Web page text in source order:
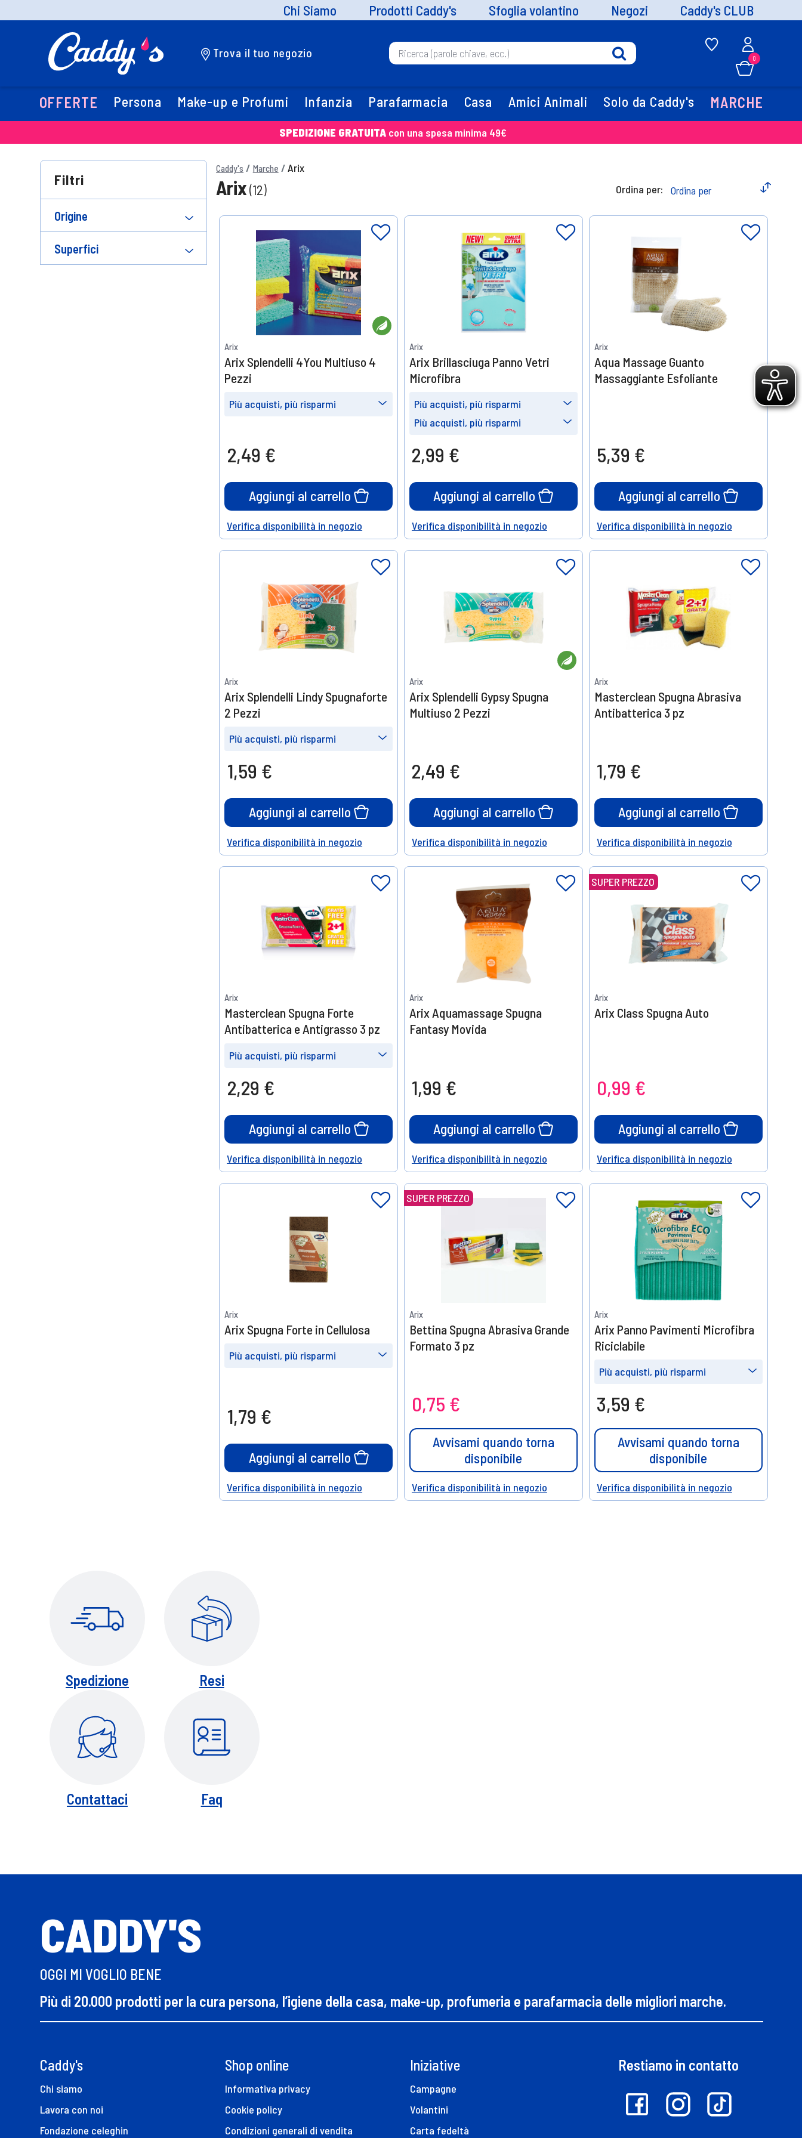
Chi Siamo Prodotti Caddy's Sfoglia volantino Negozi Caddy's CLUB
Trova il tuo negozio 0
OFFERTE Persona Make-up e Profumi Infanzia Parafarmacia Casa Amici Animali Solo da Caddy's MARCHE
SPEDIZIONE GRATUITA con una spesa minima 49€
Filtri
Origine
Superfici
Caddy's Marche Arix
Arix(12) Ordina per:
Arix
Arix Splendelli 4You Multiuso 4
Pezzi
Più acquisti, più risparmi
10%
2,49 €
Aggiungi al carrello
Help
Verifica disponibilità in negozio
Arix
Arix Brillasciuga Panno Vetri
Microfibra
Più acquisti, più risparmi
Prendine
10%
Prendine
Prendine
Più acquisti, più risparmi
24
di sconto di sconto
2,99 €
Aggiungi al carrello
Help
Verifica disponibilità in negozio
Arix
Aqua Massage Guanto
Massaggiante Esfoliante
5,39 €
Aggiungi al carrello
Help
Verifica disponibilità in negozio
Arix
Arix Splendelli Lindy Spugnaforte
2 Pezzi
Più acquisti, più risparmi
2
di sconto di sconto
1,59 €
Aggiungi al carrello
Help
Verifica disponibilità in negozio
Arix
Arix Splendelli Gypsy Spugna
Multiuso 2 Pezzi
2,49 €
Aggiungi al carrello
Help
Verifica disponibilità in negozio
Arix
Masterclean Spugna Abrasiva
Antibatterica 3 pz
1,79 €
Aggiungi al carrello
Help
Verifica disponibilità in negozio
Arix
Masterclean Spugna Forte
Antibatterica e Antigrasso 3 pz
Più acquisti, più risparmi
5
di sconto di sconto
2,29 €
Aggiungi al carrello
Help
Verifica disponibilità in negozio
Arix
Arix Aquamassage Spugna
Fantasy Movida
1,99 €
Aggiungi al carrello
Help
Verifica disponibilità in negozio
SUPER PREZZO
Arix
Arix Class Spugna Auto
0,99 €
Aggiungi al carrello
Help
Verifica disponibilità in negozio
Arix
Arix Spugna Forte in Cellulosa
Più acquisti, più risparmi
10%
di sconto
1,79 €
Aggiungi al carrello
Help
Verifica disponibilità in negozio
SUPER PREZZO
Arix
Bettina Spugna Abrasiva Grande
Formato 3 pz
0,75 €
Avvisami quando torna
disponibile
Help
Verifica disponibilità in negozio
Arix
Arix Panno Pavimenti Microfibra
Riciclabile
Più acquisti, più risparmi
5
di sconto di sconto
3,59 €
Avvisami quando torna
disponibile
Help
Verifica disponibilità in negozio
Spedizione Resi
Contattaci Faq
CADDY'S
OGGI MI VOGLIO BENE
Più di 20.000 prodotti per la cura persona, l’igiene della casa, make-up, profumeria e parafarmacia delle migliori marche.
Caddy's
Chi siamo
Lavora con noi
Fondazione celeghin
Shop online
Informativa privacy
Cookie policy
Condizioni generali di vendita
Iniziative
Campagne
Volantini
Carta fedeltà
Restiamo in contatto